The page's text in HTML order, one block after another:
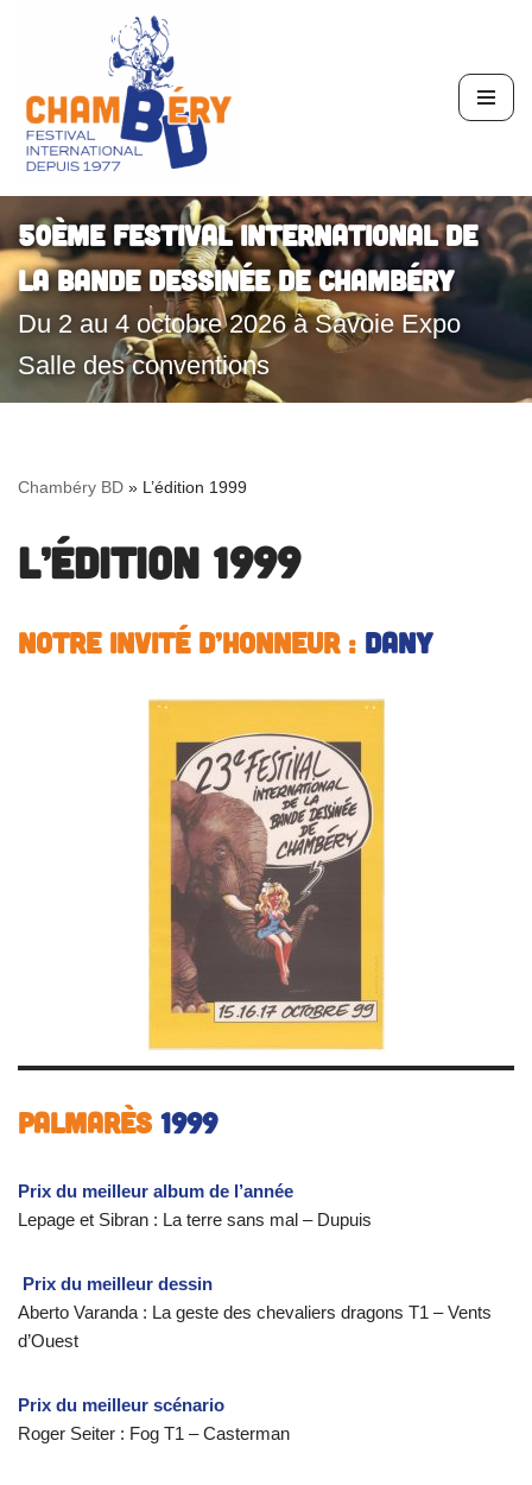
au
contenu
50ème Festival International de
la Bande Dessinée de Chambéry
Du 2 au 4 octobre 2026 à Savoie Expo
Salle des conventions
Chambéry BD » L’édition 1999
L’édition 1999
Notre invité d’honneur : DANY
Palmarès 1999
Prix du meilleur album de l’année
Lepage et Sibran : La terre sans mal – Dupuis
Prix du meilleur dessin
Aberto Varanda : La geste des chevaliers dragons T1 – Vents
d’Ouest
Prix du meilleur scénario
Roger Seiter : Fog T1 – Casterman